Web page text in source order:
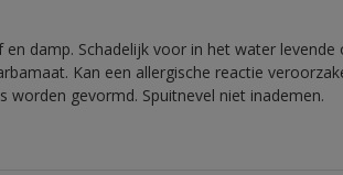
damp. Schadelijk voor in het water
Kan een allergische reactie
worden gevormd. Spuitnevel niet inademen.